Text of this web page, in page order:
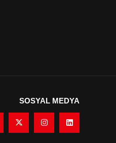
SOSYAL MEDYA